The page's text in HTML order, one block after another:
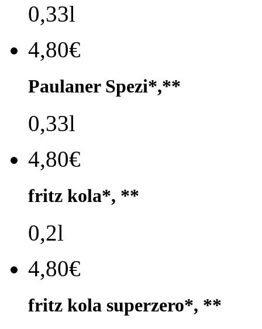
0,33l
4,80€
Paulaner Spezi*,**
0,33l
4,80€
fritz kola*, **
0,2l
4,80€
fritz kola superzero*, **